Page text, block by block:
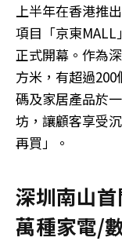
上半年在香港推
項目「京東
正式開幕。作為
方米，有超過
碼及家居產品於
坊，讓顧客享受
再買」。
深圳南山
萬種家電/